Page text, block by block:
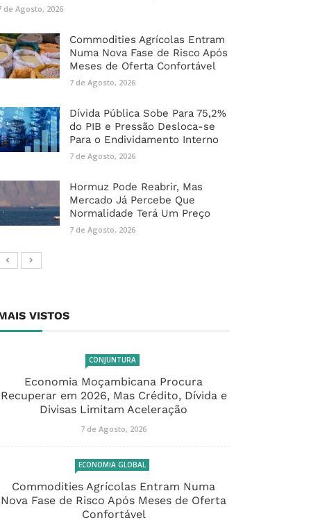
de Agosto, 2026
Commodities Agrícolas Entram
Numa Nova Fase de Risco Após
Meses de Oferta Confortável
7 de Agosto, 2026
Dívida Pública Sobe Para 75,2%
do PIB e Pressão Desloca-se
Para o Endividamento Interno
7 de Agosto, 2026
Hormuz Pode Reabrir, Mas
Mercado Já Percebe Que
Normalidade Terá Um Preço
7 de Agosto, 2026
VISTOS
CONJUNTURA
Economia Moçambicana Procura
Recuperar em 2026, Mas Crédito, Dívida e
Divisas Limitam Aceleração
7 de Agosto, 2026
ECONOMIA GLOBAL
Commodities Agrícolas Entram Numa
Nova Fase de Risco Após Meses de Oferta
Confortável